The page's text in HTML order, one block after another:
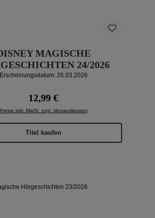
MAGISCHE
24/2026
Erscheinungsdatum: 26.03.2026
Regulärer Preis:
12,99 €
Preise inkl. MwSt. zzgl. Versandkosten
Titel kaufen